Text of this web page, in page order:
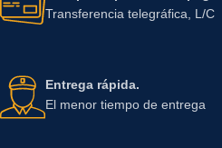
Transferencia telegráfica, L/C
Entrega rápida.
El menor tiempo de entrega